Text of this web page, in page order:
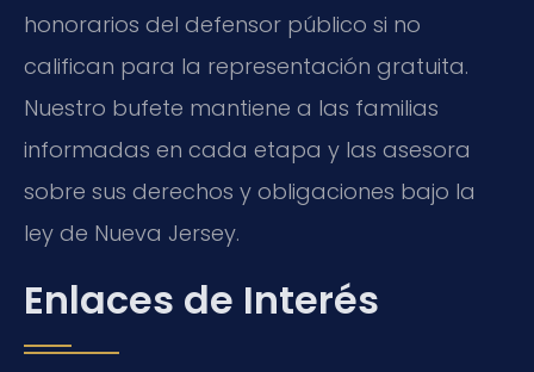
honorarios del defensor público si no
califican para la representación gratuita.
Nuestro bufete mantiene a las familias
informadas en cada etapa y las asesora
sobre sus derechos y obligaciones bajo la
ley de Nueva Jersey.
Enlaces de Interés